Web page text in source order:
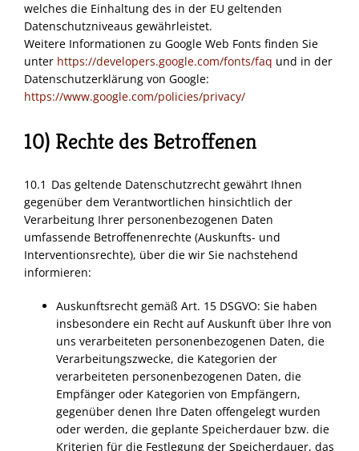
welches die Einhaltung des in der EU geltenden
Datenschutzniveaus gewährleistet.
Weitere Informationen zu Google Web Fonts finden Sie
unter https://developers.google.com/fonts/faq und in der
Datenschutzerklärung von Google:
https://www.google.com/policies/privacy/
10) Rechte des Betroffenen
10.1 Das geltende Datenschutzrecht gewährt Ihnen
gegenüber dem Verantwortlichen hinsichtlich der
Verarbeitung Ihrer personenbezogenen Daten
umfassende Betroffenenrechte (Auskunfts- und
Interventionsrechte), über die wir Sie nachstehend
informieren:
Auskunftsrecht gemäß Art. 15 DSGVO: Sie haben
insbesondere ein Recht auf Auskunft über Ihre von
uns verarbeiteten personenbezogenen Daten, die
Verarbeitungszwecke, die Kategorien der
verarbeiteten personenbezogenen Daten, die
Empfänger oder Kategorien von Empfängern,
gegenüber denen Ihre Daten offengelegt wurden
oder werden, die geplante Speicherdauer bzw. die
Kriterien für die Festlegung der Speicherdauer, das